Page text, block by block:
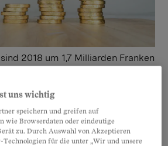
2018 um 1,7 Milliarden Franken
Quelle: Getty Images
uns wichtig
speichern und greifen auf
wie Browserdaten oder eindeutige
zu. Durch Auswahl von Akzeptieren
für die unter „Wir und unsere